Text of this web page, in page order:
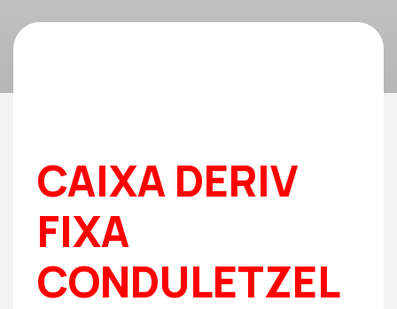
CAIXA DERIV
FIXA
CONDULETZEL